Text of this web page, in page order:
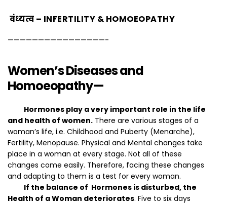
वंध्यत्व – INFERTILITY & HOMOEOPATHY
————————————————-
Women’s Diseases and
Homoeopathy—
Hormones play a very important role in the life
and health of women. There are various stages of a
woman’s life, i.e. Childhood and Puberty (Menarche),
Fertility, Menopause. Physical and Mental changes take
place in a woman at every stage. Not all of these
changes come easily. Therefore, facing these changes
and adapting to them is a test for every woman.
If the balance of Hormones is disturbed, the
Health of a Woman deteriorates. Five to six days